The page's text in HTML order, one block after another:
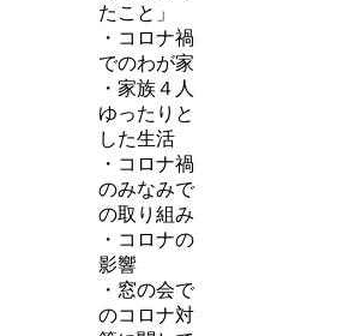
たこと」
・コロナ禍
でのわが家
・家族４人
ゆったりと
した生活
・コロナ禍
のみなみで
の取り組み
・コロナの
影響
・窓の会で
のコロナ対